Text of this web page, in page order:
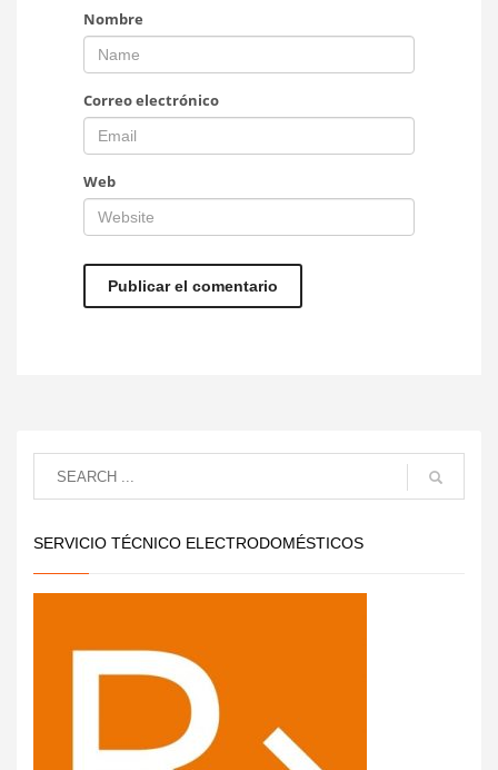
Nombre
Correo electrónico
Web
SERVICIO TÉCNICO ELECTRODOMÉSTICOS